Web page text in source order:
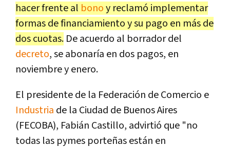
hacer frente al bonoy reclamó implementar
formas de financiamiento y su pago en más de
dos cuotas. De acuerdo al borrador del
decreto, se abonaría en dos pagos, en
noviembre y enero.
El presidente de la Federación de Comercio e
Industria de la Ciudad de Buenos Aires
(FECOBA), Fabián Castillo, advirtió que "no
todas las pymes porteñas están en